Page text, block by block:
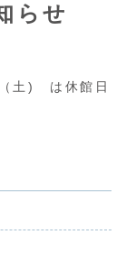
らせ
土) は休館日